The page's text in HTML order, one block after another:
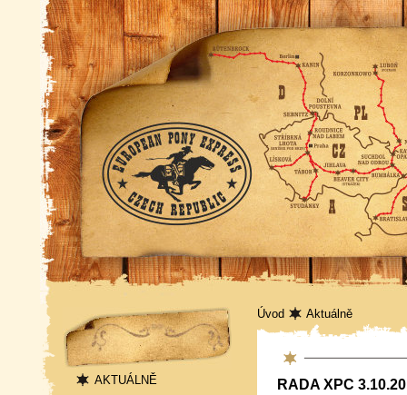
Navigace
AKTUÁLNĚ
Úvod Aktuálně
Aktuality
RADA XPC